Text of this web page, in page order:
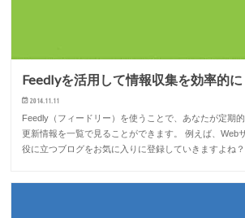
Feedlyを活用して情報収集を効率的
2014.11.11
Feedly（フィードリー）を使うことで、あなたが定期
更新情報を一覧で見ることができます。 例えば、Web
役に立つブログをお気に入りに登録していきますよね